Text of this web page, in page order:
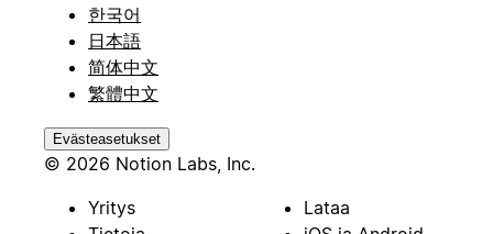
한국어
日本語
简体中文
繁體中文
Evästeasetukset
© 2026 Notion Labs, Inc.
Yritys
Lataa